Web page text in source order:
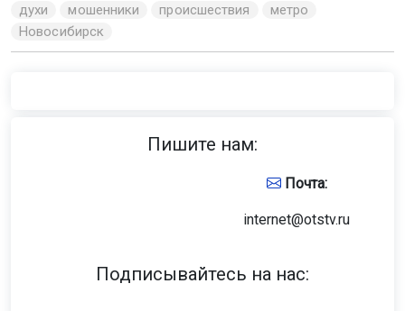
духи мошенники происшествия
метро
Новосибирск
Пишите нам:
Почта:
internet@otstv.ru
Подписывайтесь на нас: